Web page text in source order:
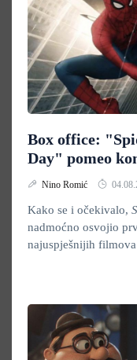
Box office:
Day" pomeo
Nino Romić
Kako se i očekivalo,
nadmoćno osvojio
najuspješnijih